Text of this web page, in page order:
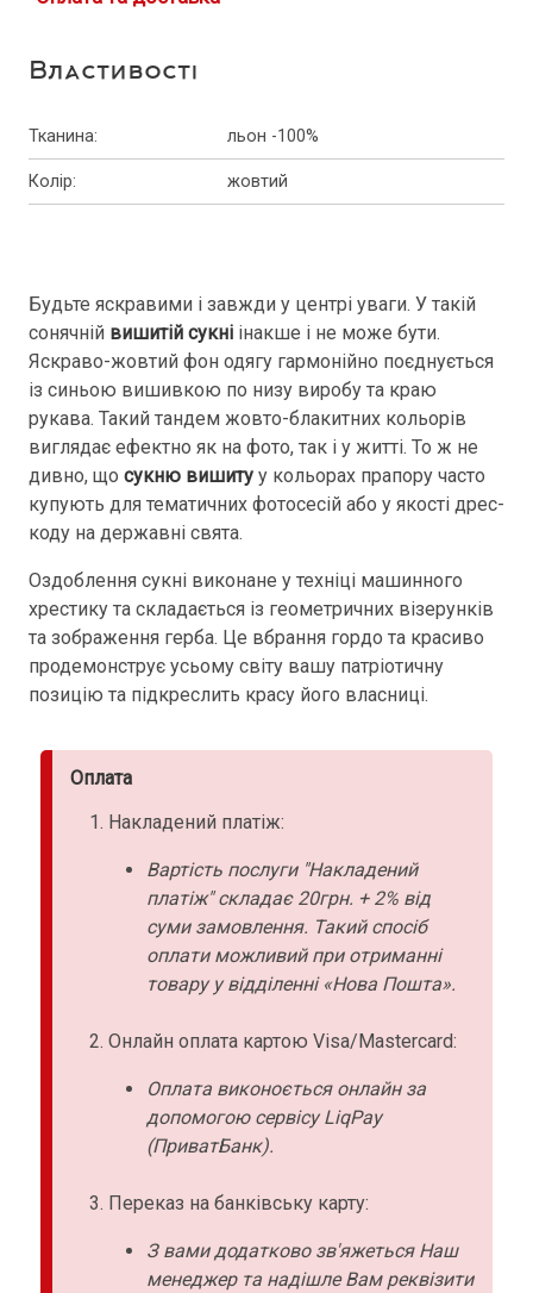
Властивості
Тканина: льон -100%
Колір: жовтий
Будьте яскравими і завжди у центрі уваги. У такій
сонячній вишитій сукні інакше і не може бути.
Яскраво-жовтий фон одягу гармонійно поєднується
із синьою вишивкою по низу виробу та краю
рукава. Такий тандем жовто-блакитних кольорів
виглядає ефектно як на фото, так і у житті. То ж не
дивно, що сукню вишиту у кольорах прапору часто
купують для тематичних фотосесій або у якості дрес-
коду на державні свята.
Оздоблення сукні виконане у техніці машинного
хрестику та складається із геометричних візерунків
та зображення герба. Це вбрання гордо та красиво
продемонструє усьому світу вашу патріотичну
позицію та підкреслить красу його власниці.
Оплата
Накладений платіж:
Вартість послуги "Накладений
платіж" складає 20грн. + 2% від
суми замовлення. Такий спосіб
оплати можливий при отриманні
товару у відділенні «Нова Пошта».
Онлайн оплата картою Visa/Mastercard:
Оплата виконоється онлайн за
допомогою сервісу LiqPay
(ПриватБанк).
Переказ на банківську карту:
З вами додатково зв'яжеться Наш
менеджер та надішле Вам реквізити